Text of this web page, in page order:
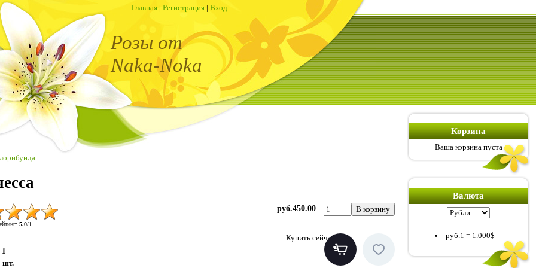
Главная | Регистрация | Вход
Розы от
Naka-Noka
: 5.0/1
руб.450.00
1
шт.
Купить сейчас
Корзина
Ваша корзина пуста
Валюта
руб.1 = 1.000$